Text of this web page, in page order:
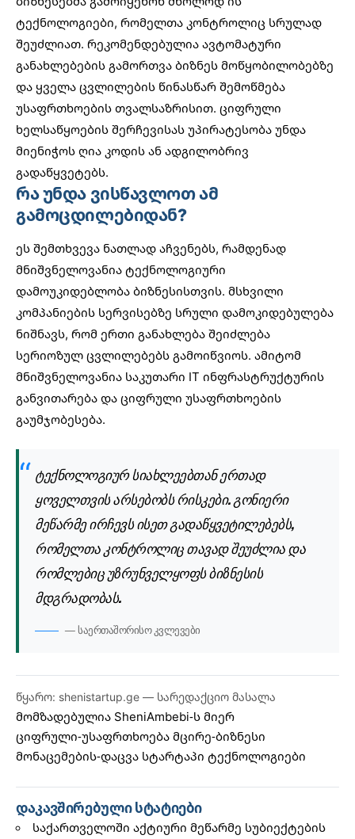
ტექნოლოგიები, რომელთა კონტროლიც სრულად
შეუძლიათ. რეკომენდებულია ავტომატური
განახლებების გამორთვა ბიზნეს მოწყობილობებზე
და ყველა ცვლილების წინასწარ შემოწმება
უსაფრთხოების თვალსაზრისით. ციფრული
ხელსაწყოების შერჩევისას უპირატესობა უნდა
მიენიჭოს ღია კოდის ან ადგილობრივ
გადაწყვეტებს.
რა უნდა ვისწავლოთ ამ
გამოცდილებიდან?
ეს შემთხვევა ნათლად აჩვენებს, რამდენად
მნიშვნელოვანია ტექნოლოგიური
დამოუკიდებლობა ბიზნესისთვის. მსხვილი
კომპანიების სერვისებზე სრული დამოკიდებულება
ნიშნავს, რომ ერთი განახლება შეიძლება
სერიოზულ ცვლილებებს გამოიწვიოს. ამიტომ
მნიშვნელოვანია საკუთარი IT ინფრასტრუქტურის
განვითარება და ციფრული უსაფრთხოების
გაუმჯობესება.
ტექნოლოგიურ სიახლეებთან ერთად
ყოველთვის არსებობს რისკები. გონიერი
მეწარმე ირჩევს ისეთ გადაწყვეტილებებს,
რომელთა კონტროლიც თავად შეუძლია და
რომლებიც უზრუნველყოფს ბიზნესის
მდგრადობას.
— საერთაშორისო კვლევები
წყარო: shenistartup.ge — სარედაქციო მასალა
მომზადებულია SheniAmbebi-ს მიერ
ციფრული-უსაფრთხოება მცირე-ბიზნესი
მონაცემების-დაცვა სტარტაპი ტექნოლოგიები
დაკავშირებული სტატიები
საქართველოში აქტიური მეწარმე სუბიექტების